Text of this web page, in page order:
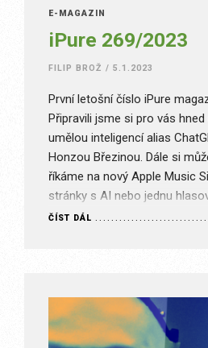
E-MAGAZÍN
iPure 269/2023
FILIP BROŽ / 5.1.2023
První letošní číslo iPure
Připravili jsme si pro vás
umělou inteligencí alias
Honzou Březinou. Dále si
říkáme na nový Apple Music
stránky s AI nebo jednu
nový iPure magazín, a to hned
ČÍST DÁL